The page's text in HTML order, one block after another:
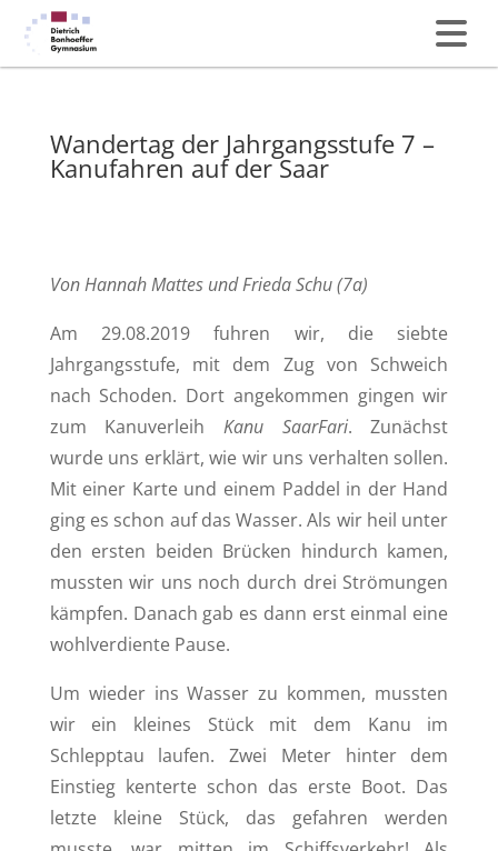
Wandertag der Jahrgangsstufe 7 –
Kanufahren auf der Saar
Von Hannah Mattes und Frieda Schu (7a)
Am 29.08.2019 fuhren wir, die siebte
Jahrgangsstufe, mit dem Zug von Schweich
nach Schoden. Dort angekommen gingen wir
zum Kanuverleih Kanu SaarFari. Zunächst
wurde uns erklärt, wie wir uns verhalten sollen.
Mit einer Karte und einem Paddel in der Hand
ging es schon auf das Wasser. Als wir heil unter
den ersten beiden Brücken hindurch kamen,
mussten wir uns noch durch drei Strömungen
kämpfen. Danach gab es dann erst einmal eine
wohlverdiente Pause.
Um wieder ins Wasser zu kommen, mussten
wir ein kleines Stück mit dem Kanu im
Schlepptau laufen. Zwei Meter hinter dem
Einstieg kenterte schon das erste Boot. Das
letzte kleine Stück, das gefahren werden